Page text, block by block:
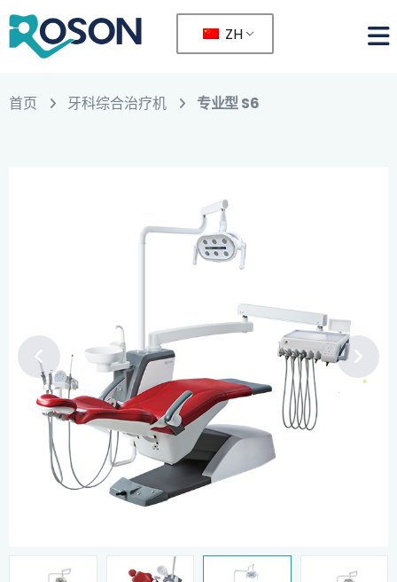
ZH
首页 牙科综合治疗机 专业型 S6